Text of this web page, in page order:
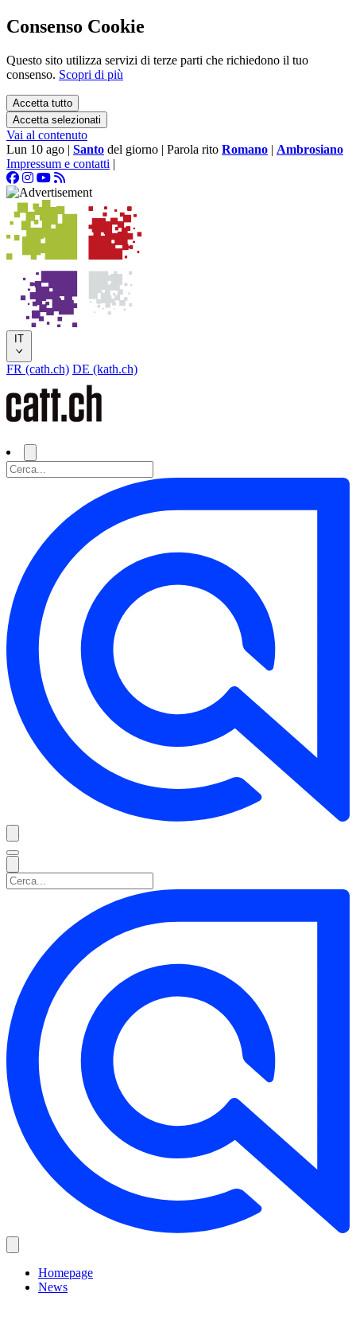
Consenso Cookie
Questo sito utilizza servizi di terze parti che richiedono il tuo
consenso. Scopri di più
Accetta tutto
Accetta selezionati
Vai al contenuto
Lun 10 ago | Santo del giorno | Parola rito Romano | Ambrosiano
Impressum e contatti |
IT
FR (cath.ch) DE (kath.ch)
Homepage
News